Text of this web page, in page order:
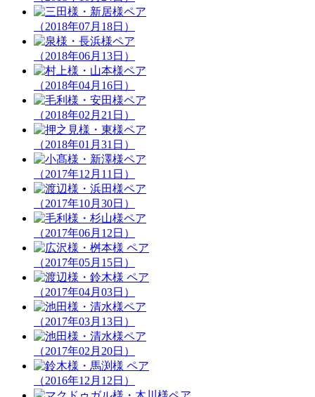
（2018年07月18日）
（2018年06月13日）
（2018年04月16日）
（2018年02月21日）
（2018年01月31日）
（2017年12月11日）
（2017年10月30日）
（2017年06月12日）
（2017年05月15日）
（2017年04月03日）
（2017年03月13日）
（2017年02月20日）
（2016年12月12日）